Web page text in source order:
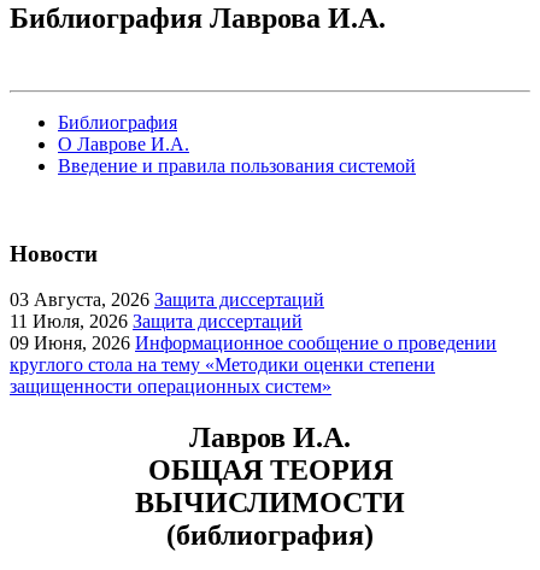
Библиография Лаврова И.А.
Библиография
О Лаврове И.А.
Введение и правила пользования системой
Новости
03 Августа, 2026 Защита диссертаций
11 Июля, 2026 Защита диссертаций
09 Июня, 2026 Информационное сообщение о проведении
круглого стола на тему «Методики оценки степени
защищенности операционных систем»
Лавров И.А.
ОБЩАЯ ТЕОРИЯ
ВЫЧИСЛИМОСТИ
(библиография)